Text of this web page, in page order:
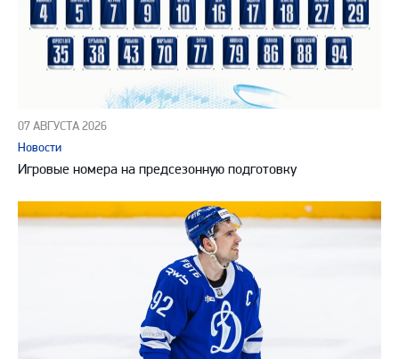
07 АВГУСТА 2026
Новости
Игровые номера на предсезонную подготовку